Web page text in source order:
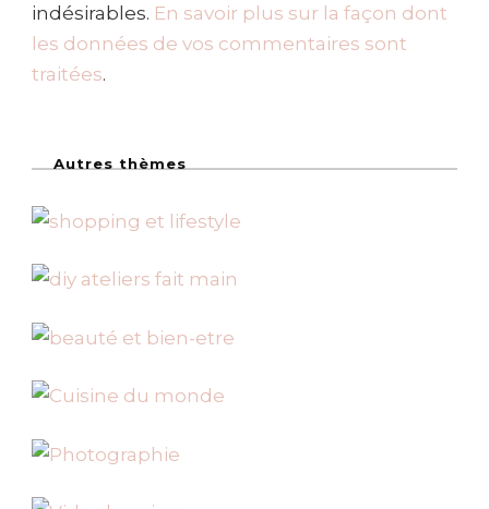
indésirables. En savoir plus sur la façon dont
les données de vos commentaires sont
traitées.
Autres thèmes